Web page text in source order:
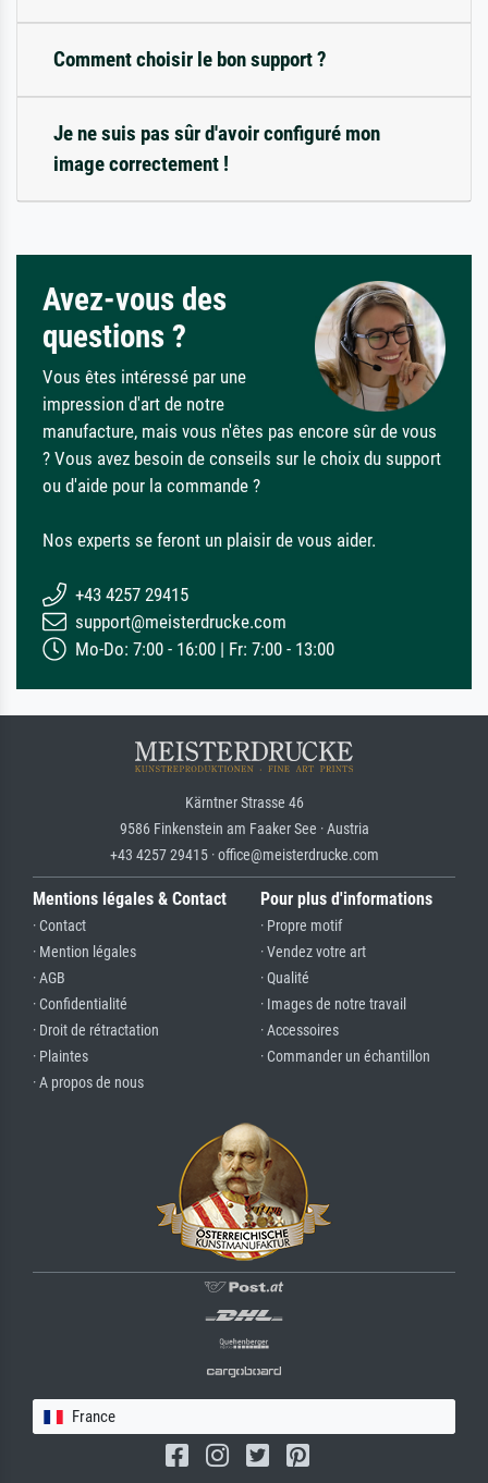
Comment choisir le bon support ?
Je ne suis pas sûr d'avoir configuré mon
image correctement !
Avez-vous des
questions ?
Vous êtes intéressé par une
impression d'art de notre
manufacture, mais vous n'êtes pas encore sûr de vous
? Vous avez besoin de conseils sur le choix du support
ou d'aide pour la commande ?
Nos experts se feront un plaisir de vous aider.
+43 4257 29415
support@meisterdrucke.com
Mo-Do: 7:00 - 16:00 | Fr: 7:00 - 13:00
Kärntner Strasse 46
9586 Finkenstein am Faaker See · Austria
+43 4257 29415 · office@meisterdrucke.com
Mentions légales & Contact
· Contact
· Mention légales
· AGB
· Confidentialité
· Droit de rétractation
· Plaintes
· A propos de nous
Pour plus d'informations
· Propre motif
· Vendez votre art
· Qualité
· Images de notre travail
· Accessoires
· Commander un échantillon
France